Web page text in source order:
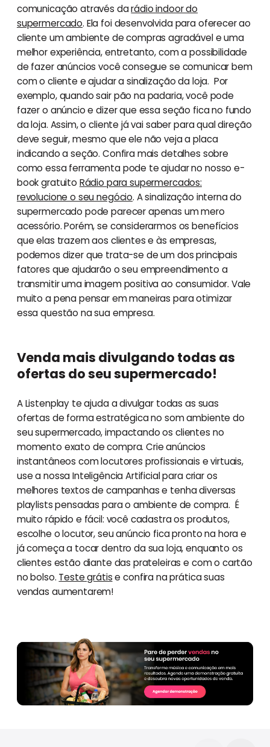
comunicação através darádio indoor do
supermercado. Ela foi desenvolvida para oferecer ao
cliente um ambiente de compras agradável e uma
melhor experiência, entretanto, com a possibilidade
de fazer anúncios você consegue se comunicar bem
com o cliente e ajudar a sinalização da loja. Por
exemplo, quando sair pão na padaria, você pode
fazer o anúncio e dizer que essa seção fica no fundo
da loja. Assim, o cliente já vai saber para qual direção
deve seguir, mesmo que ele não veja a placa
indicando a seção. Confira mais detalhes sobre
como essa ferramenta pode te ajudar no nosso e-
book gratuito Rádio para supermercados:
revolucione o seu negócio. A sinalização interna do
supermercado pode parecer apenas um mero
acessório. Porém, se considerarmos os benefícios
que elas trazem aos clientes e às empresas,
podemos dizer que trata-se de um dos principais
fatores que ajudarão o seu empreendimento a
transmitir uma imagem positiva ao consumidor. Vale
muito a pena pensar em maneiras para otimizar
essa questão na sua empresa.
Venda mais divulgando todas as
ofertas do seu supermercado!
A Listenplay te ajuda a divulgar todas as suas
ofertas de forma estratégica no som ambiente do
seu supermercado, impactando os clientes no
momento exato de compra. Crie anúncios
instantâneos com locutores profissionais e virtuais,
use a nossa Inteligência Artificial para criar os
melhores textos de campanhas e tenha diversas
playlists pensadas para o ambiente de compra. É
muito rápido e fácil: você cadastra os produtos,
escolhe o locutor, seu anúncio fica pronto na hora e
já começa a tocar dentro da sua loja, enquanto os
clientes estão diante das prateleiras e com o cartão
no bolso. Teste grátise confira na prática suas
vendas aumentarem!